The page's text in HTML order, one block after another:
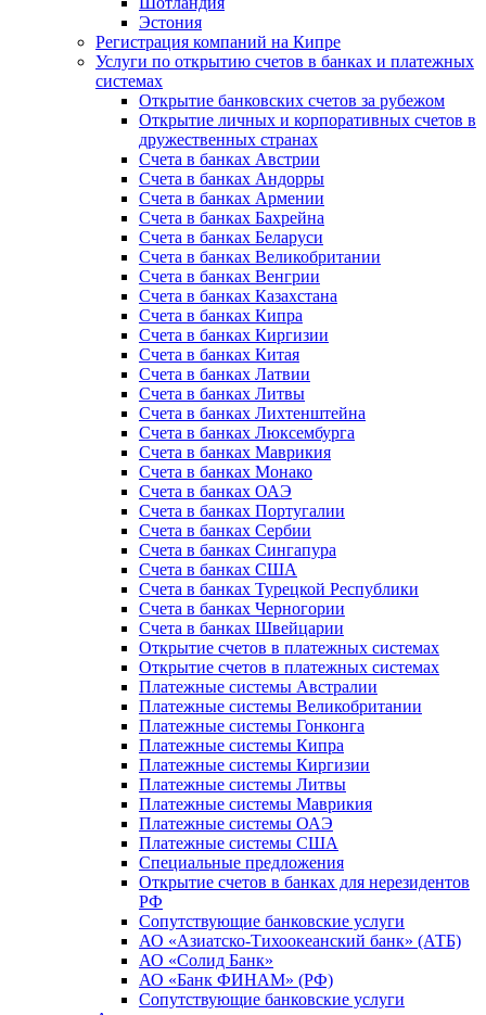
Эстония
Регистрация компаний на Кипре
Услуги по открытию счетов в банках и платежных
системах
Открытие банковских счетов за рубежом
Открытие личных и корпоративных счетов в
дружественных странах
Счета в банках Австрии
Счета в банках Андорры
Счета в банках Армении
Счета в банках Бахрейна
Счета в банках Беларуси
Счета в банках Великобритании
Счета в банках Венгрии
Счета в банках Казахстана
Счета в банках Кипра
Счета в банках Киргизии
Счета в банках Китая
Счета в банках Латвии
Счета в банках Литвы
Счета в банках Лихтенштейна
Счета в банках Люксембурга
Счета в банках Маврикия
Счета в банках Монако
Счета в банках ОАЭ
Счета в банках Португалии
Счета в банках Сербии
Счета в банках Сингапура
Счета в банках США
Счета в банках Турецкой Республики
Счета в банках Черногории
Счета в банках Швейцарии
Открытие счетов в платежных системах
Открытие счетов в платежных системах
Платежные системы Австралии
Платежные системы Великобритании
Платежные системы Гонконга
Платежные системы Кипра
Платежные системы Киргизии
Платежные системы Литвы
Платежные системы Маврикия
Платежные системы ОАЭ
Платежные системы США
Специальные предложения
Открытие счетов в банках для нерезидентов
РФ
Сопутствующие банковские услуги
АО «Азиатско-Тихоокеанский банк» (АТБ)
АО «Солид Банк»
АО «Банк ФИНАМ» (РФ)
Сопутствующие банковские услуги